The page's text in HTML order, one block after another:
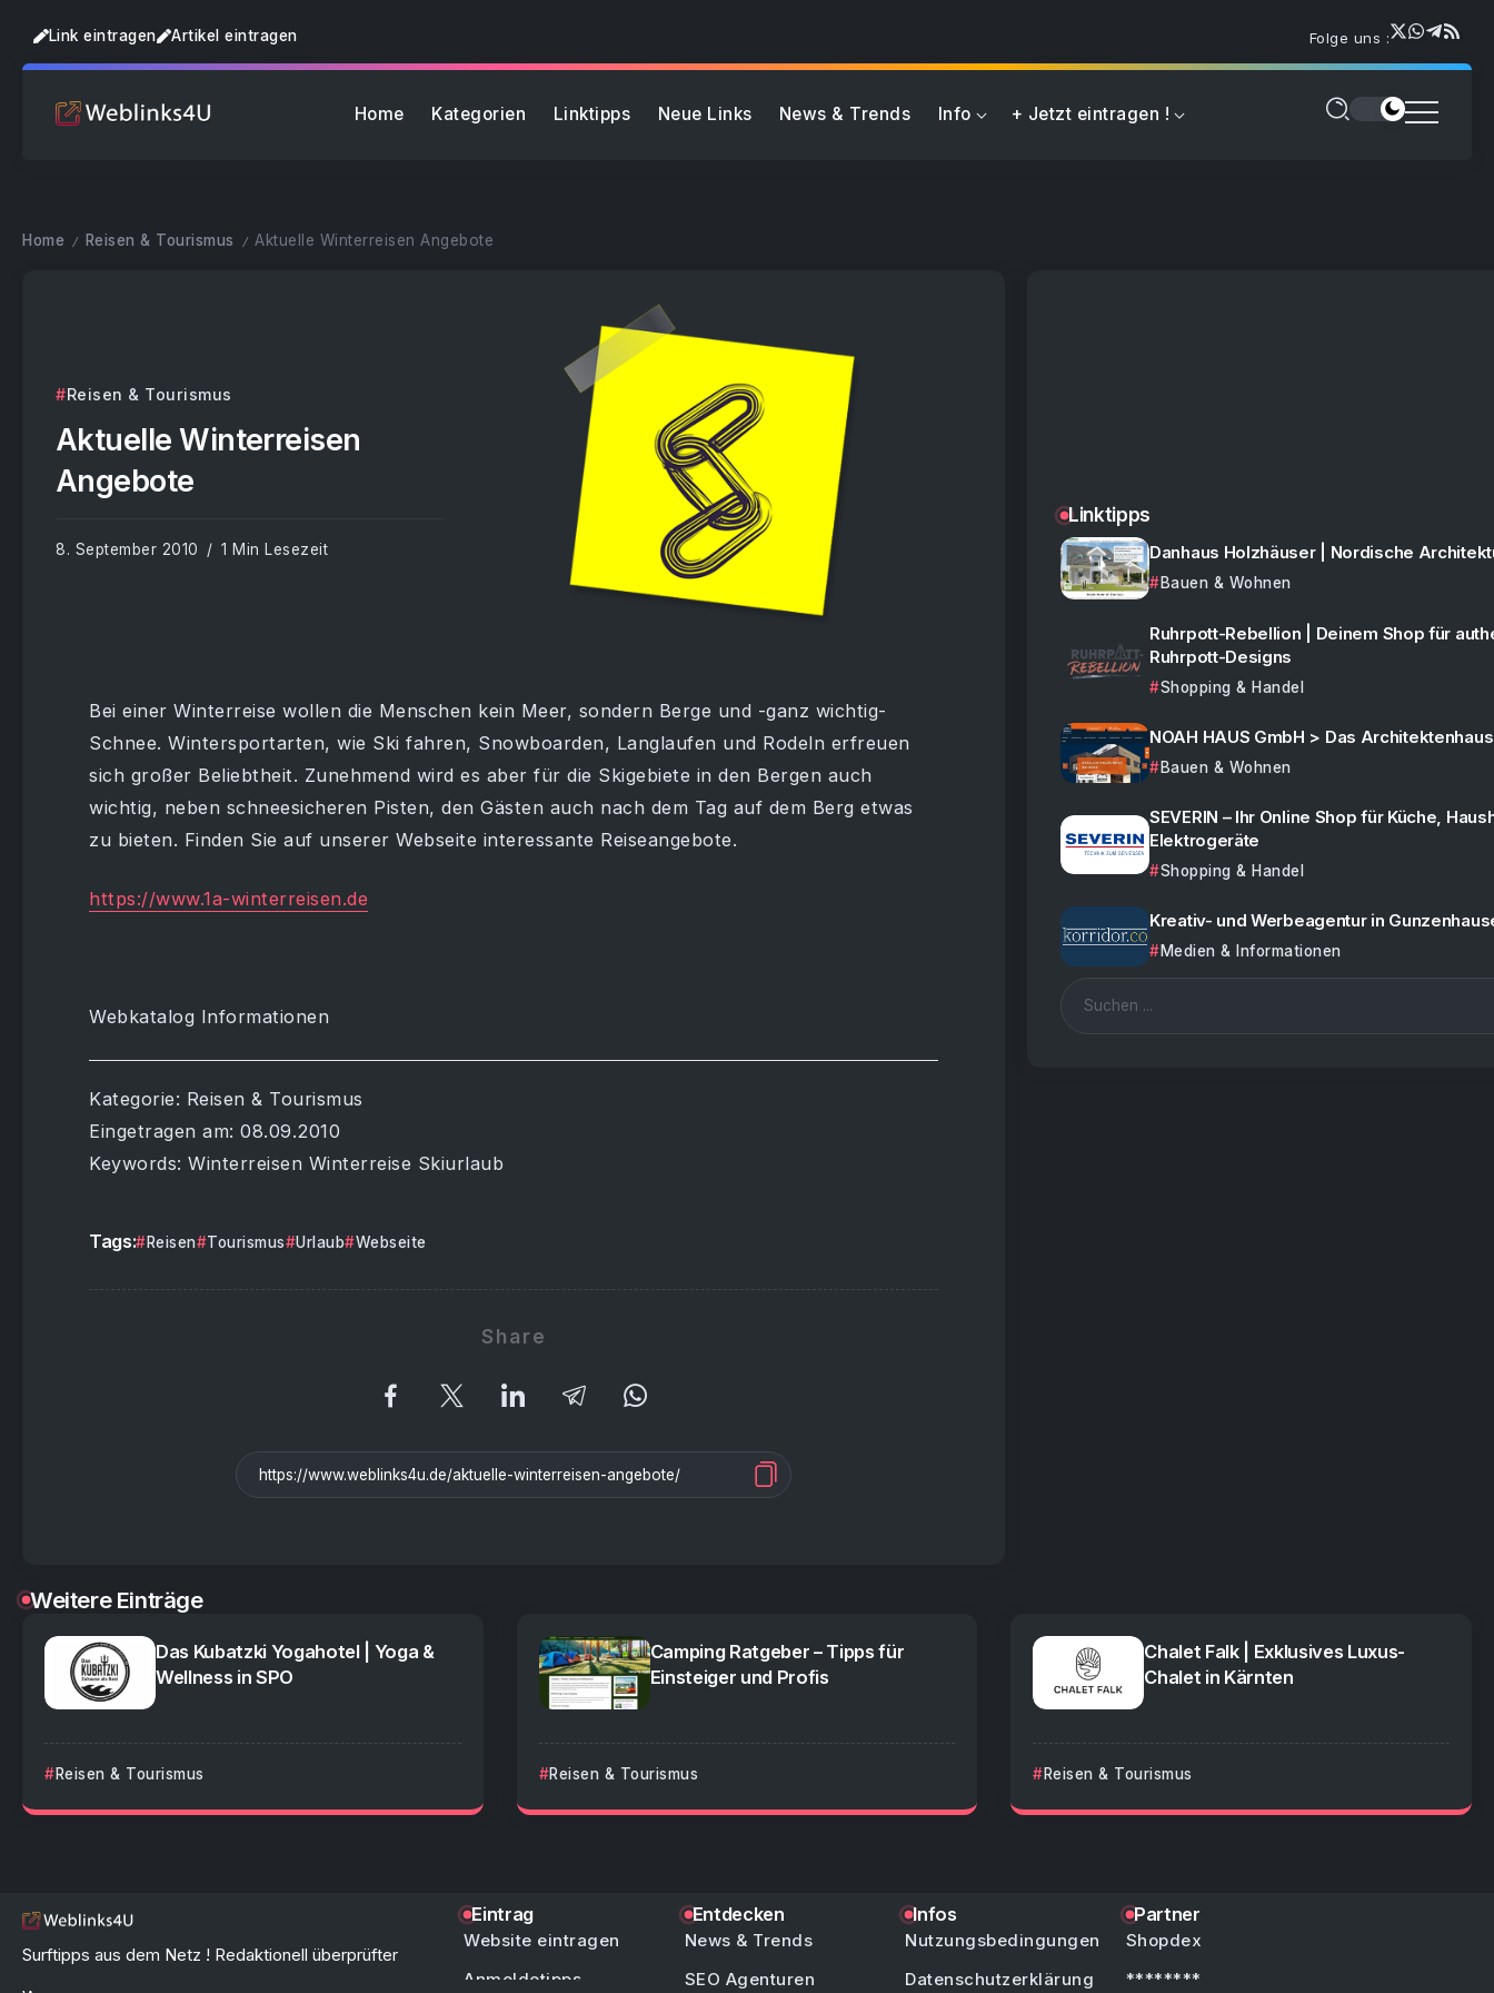
Link eintragen Artikel eintragen Folge uns :
Home Kategorien Linktipps Neue Links News & Trends Info + Jetzt eintragen !
Home / Reisen & Tourismus / Aktuelle Winterreisen Angebote
Reisen & Tourismus
Aktuelle Winterreisen
Angebote
8. September 2010 1 Min Lesezeit
Bei einer Winterreise wollen die Menschen kein Meer, sondern Berge und -ganz wichtig-
Schnee. Wintersportarten, wie Ski fahren, Snowboarden, Langlaufen und Rodeln erfreuen
sich großer Beliebtheit. Zunehmend wird es aber für die Skigebiete in den Bergen auch
wichtig, neben schneesicheren Pisten, den Gästen auch nach dem Tag auf dem Berg etwas
zu bieten. Finden Sie auf unserer Webseite interessante Reiseangebote.
https://www.1a-winterreisen.de
Webkatalog Informationen
Kategorie: Reisen & Tourismus
Eingetragen am: 08.09.2010
Keywords: Winterreisen Winterreise Skiurlaub
Tags: Reisen Tourismus Urlaub Webseite
Share
Linktipps
Danhaus Holzhäuser | Nordische
Bauen & Wohnen
Ruhrpott-Rebellion | Deinem Shop für
Ruhrpott-Designs
Shopping & Handel
NOAH HAUS GmbH > Das Architektenhaus
Bauen & Wohnen
SEVERIN – Ihr Online Shop für Küche,
Elektrogeräte
Shopping & Handel
Kreativ- und Werbeagentur in
Medien & Informationen
Weitere Einträge
Das Kubatzki Yogahotel | Yoga &
Wellness in SPO
Reisen & Tourismus
Camping Ratgeber – Tipps für
Einsteiger und Profis
Reisen & Tourismus
Chalet Falk | Exklusives Luxus-
Chalet in Kärnten
Reisen & Tourismus
Surftipps aus dem Netz ! Redaktionell überprüfter
Eintrag
Website eintragen
Anmeldetipps
Entdecken
News & Trends
SEO Agenturen
Infos
Nutzungsbedingungen
Datenschutzerklärung
Partner
Shopdex
********